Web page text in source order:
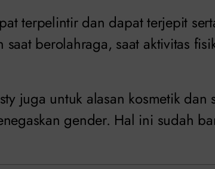
terpelintir dan dapat terjepit
saat berolahraga, saat aktivitas
juga untuk alasan kosmetik
gender. Hal ini sudah